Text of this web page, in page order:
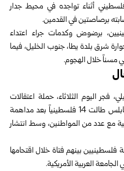
أثناء تواجده في محيط جدار
برصاصتين في القدمين.‏
برضوض وكدمات جراء اعتداء
شرق بلدة يطا، جنوب الخليل، فيما
مسناً خلال الهجوم.‏
فجر اليوم الثلاثاء، حملة اعتقالات
‏واسعة في بلدة مادما جنوب نابلس طالت 14 فلسطينياً بعد مداهمة
مع عدد من المواطنين، وسط انتشار
فلسطينيين بينهم فتاة خلال اقتحامها
العربية الأمريكية.‏